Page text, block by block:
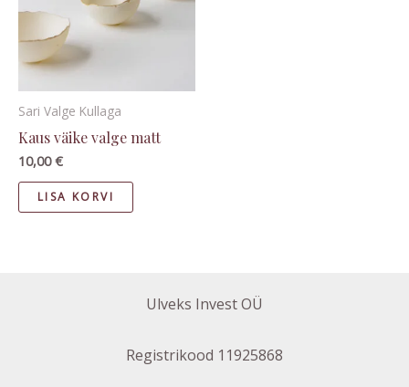
Sari Valge Kullaga
Kaus väike valge matt
10,00€
LISA KORVI
Ulveks Invest OÜ
Registrikood 11925868